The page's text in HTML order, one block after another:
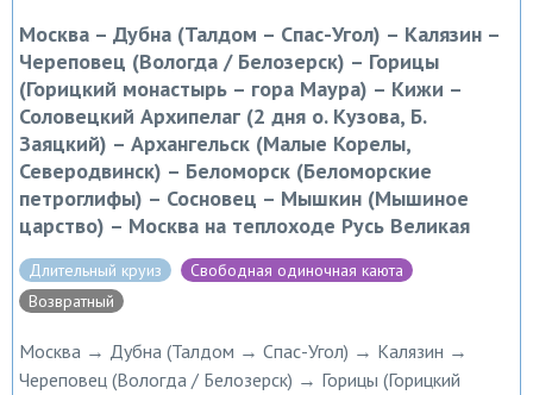
Москва – Дубна (Талдом – Спас-Угол) – Калязин –
Череповец (Вологда / Белозерск) – Горицы
(Горицкий монастырь – гора Маура) – Кижи –
Соловецкий Архипелаг (2 дня о. Кузова, Б.
Заяцкий) – Архангельск (Малые Корелы,
Северодвинск) – Беломорск (Беломорские
петроглифы) – Сосновец – Мышкин (Мышиное
царство) – Москва на теплоходе Русь Великая
Длительный круиз
Свободная одиночная каюта
Возвратный
Москва → Дубна (Талдом → Спас-Угол) → Калязин →
Череповец (Вологда / Белозерск) → Горицы (Горицкий